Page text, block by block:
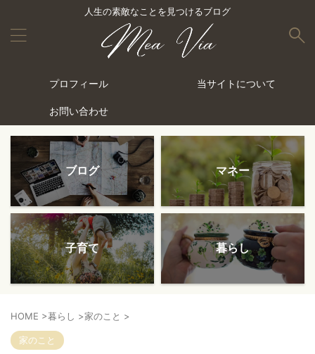
人生の素敵なことを見つけるブログ
プロフィール 当サイトについて
お問い合わせ
ブログ マネー
子育て 暮らし
HOME >暮らし >家のこと >
家のこと